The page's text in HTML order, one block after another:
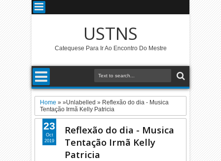
USTNS
Catequese Para Ir Ao Encontro Do Mestre
Home » »Unlabelled » Reflexão do dia - Musica
Tentação Irmã Kelly Patricia
Reflexão do dia - Musica
Tentação Irmã Kelly
Patricia
23
Oct
2019